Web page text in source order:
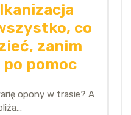
co
zanim
pomoc
opony w trasie? A